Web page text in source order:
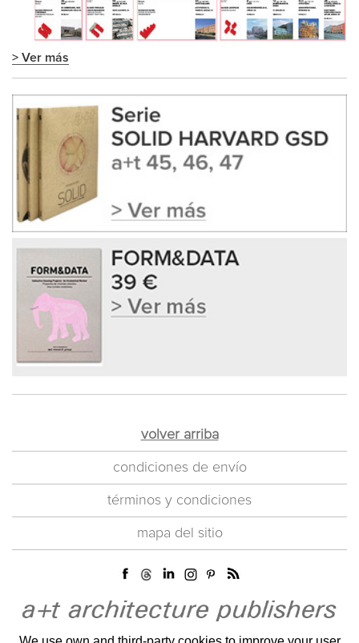
> Ver más
volver arriba
condiciones de envío
términos y condiciones
mapa del sitio